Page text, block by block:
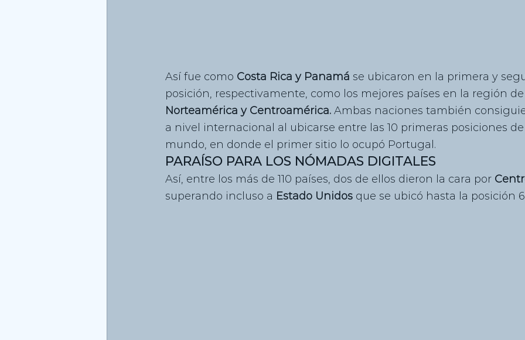
Así fue como Costa Rica y Panamá se ubicaron en la primera y
posición, respectivamente, como los mejores países en la región de
Norteamérica y Centroamérica. Ambas naciones también
a nivel internacional al ubicarse entre las 10 primeras posiciones
mundo, en donde el primer sitio lo ocupó Portugal.
PARAÍSO PARA LOS NÓMADAS DIGITALES
Así, entre los más de 110 países, dos de ellos dieron la cara por
superando incluso a Estado Unidos que se ubicó hasta la posición